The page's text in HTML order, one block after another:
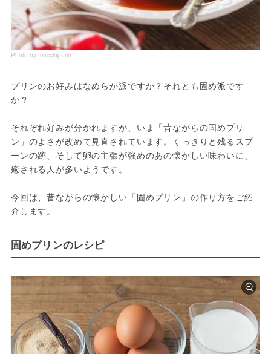
Photo by muccinpurin
プリンのお好みはなめらか派ですか？それとも固め派です
か？
それぞれ好みが分かれますが、いま「昔ながらの固めプリ
ン」のよさが改めて見直されています。くっきりと残るスプ
ーンの跡、そして卵の主張が強めのあの懐かしい味わいに、
癒される人が多いようです。
今回は、昔ながらの懐かしい「固めプリン」の作り方をご紹
介します。
固めプリンのレシピ